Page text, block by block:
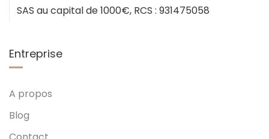
SAS au capital de 1000€, RCS : 931475058
Entreprise
A propos
Blog